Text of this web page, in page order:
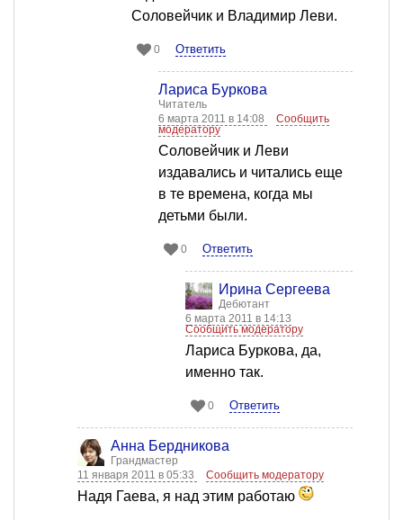
Соловейчик и Владимир Леви.
0 Ответить
Лариса Буркова
Читатель
6 марта 2011 в 14:08
Сообщить
модератору
Соловейчик и Леви
издавались и читались еще
в те времена, когда мы
детьми были.
0 Ответить
Ирина Сергеева
Дебютант
6 марта 2011 в 14:13
Сообщить модератору
Лариса Буркова, да,
именно так.
0 Ответить
Анна Бердникова
Грандмастер
11 января 2011 в 05:33
Сообщить модератору
Надя Гаева, я над этим работаю